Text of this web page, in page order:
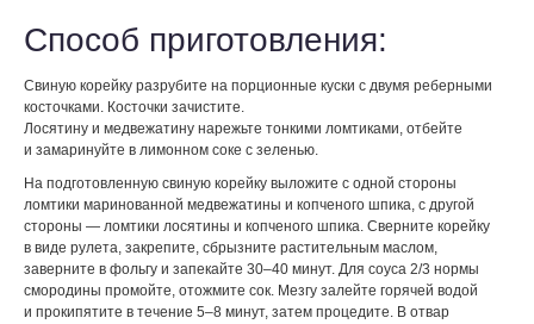
Способ приготовления:
Свиную корейку разрубите на порционные куски с двумя реберными
косточками. Косточки зачистите.
Лосятину и медвежатину нарежьте тонкими ломтиками, отбейте
и замаринуйте в лимонном соке с зеленью.
На подготовленную свиную корейку выложите с одной стороны
ломтики маринованной медвежатины и копченого шпика, с другой
стороны — ломтики лосятины и копченого шпика. Сверните корейку
в виде рулета, закрепите, сбрызните растительным маслом,
заверните в фольгу и запекайте 30–40 минут. Для соуса 2/3 нормы
смородины промойте, отожмите сок. Мезгу залейте горячей водой
и прокипятите в течение 5–8 минут, затем процедите. В отвар